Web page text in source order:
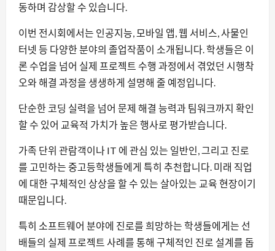
동하며 감상할 수 있습니다.
이번 전시회에서는 인공지능, 모바일 앱, 웹 서비스, 사물인
터넷 등 다양한 분야의 졸업작품이 소개됩니다. 학생들은 이
론 수업을 넘어 실제 프로젝트 수행 과정에서 겪었던 시행착
오와 해결 과정을 생생하게 설명해 줄 예정입니다.
단순한 코딩 실력을 넘어 문제 해결 능력과 팀워크까지 확인
할 수 있어 교육적 가치가 높은 행사로 평가받습니다.
가족 단위 관람객이나 IT 에 관심 있는 일반인, 그리고 진로
를 고민하는 중고등학생들에게 특히 추천합니다. 미래 직업
에 대한 구체적인 상상을 할 수 있는 살아있는 교육 현장이기
때문입니다.
특히 소프트웨어 분야에 진로를 희망하는 학생들에게는 선
배들의 실제 프로젝트 사례를 통해 구체적인 진로 설계를 돕